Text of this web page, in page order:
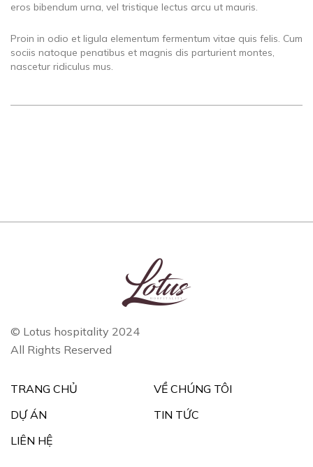
eros bibendum urna, vel tristique lectus arcu ut mauris.
Proin in odio et ligula elementum fermentum vitae quis felis. Cum
sociis natoque penatibus et magnis dis parturient montes,
nascetur ridiculus mus.
© Lotus hospitality 2024
All Rights Reserved
TRANG CHỦ
VỀ CHÚNG TÔI
DỰ ÁN
TIN TỨC
LIÊN HỆ